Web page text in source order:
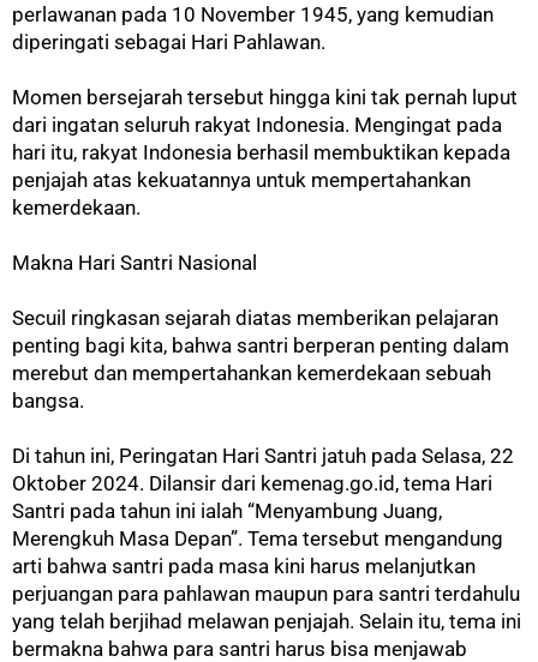
perlawanan pada 10 November 1945, yang kemudian
diperingati sebagai Hari Pahlawan.
Momen bersejarah tersebut hingga kini tak pernah luput
dari ingatan seluruh rakyat Indonesia. Mengingat pada
hari itu, rakyat Indonesia berhasil membuktikan kepada
penjajah atas kekuatannya untuk mempertahankan
kemerdekaan.
Makna Hari Santri Nasional
Secuil ringkasan sejarah diatas memberikan pelajaran
penting bagi kita, bahwa santri berperan penting dalam
merebut dan mempertahankan kemerdekaan sebuah
bangsa.
Di tahun ini, Peringatan Hari Santri jatuh pada Selasa, 22
Oktober 2024. Dilansir dari kemenag.go.id, tema Hari
Santri pada tahun ini ialah “Menyambung Juang,
Merengkuh Masa Depan”. Tema tersebut mengandung
arti bahwa santri pada masa kini harus melanjutkan
perjuangan para pahlawan maupun para santri terdahulu
yang telah berjihad melawan penjajah. Selain itu, tema ini
bermakna bahwa para santri harus bisa menjawab